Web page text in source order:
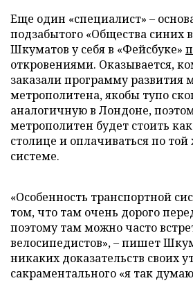
Еще один «специалист» –
подзабытого «Общества синих
Шкуматов у себя в «Фейсбуке»
откровениями. Оказывается,
заказали программу развития
метрополитена, якобы тупо
аналогичную в Лондоне,
метрополитен будет стоить
столице и оплачиваться по
системе.
«Особенность транспортной
том, что там очень дорого
поэтому там можно часто
велосипедистов», – пишет
никаких доказательств своих
сакраментального «я так